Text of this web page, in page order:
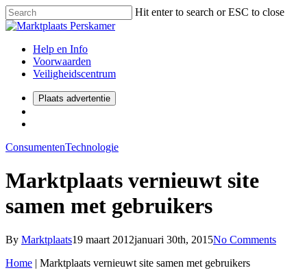
Hit enter to search or ESC to close
Help en Info
Voorwaarden
Veiligheidscentrum
Plaats advertentie
ConsumentenTechnologie
Marktplaats vernieuwt site
samen met gebruikers
By Marktplaats19 maart 2012januari 30th, 2015No Comments
Home | Marktplaats vernieuwt site samen met gebruikers